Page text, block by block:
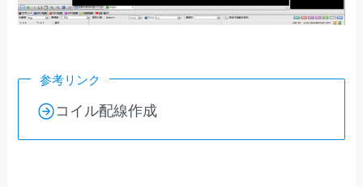
参考リンク
コイル配線作成